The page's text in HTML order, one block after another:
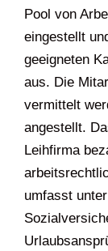
Pool von
eingestellt
geeigneten
aus. Die
vermittelt
angestellt.
Leihfirma
umfasst